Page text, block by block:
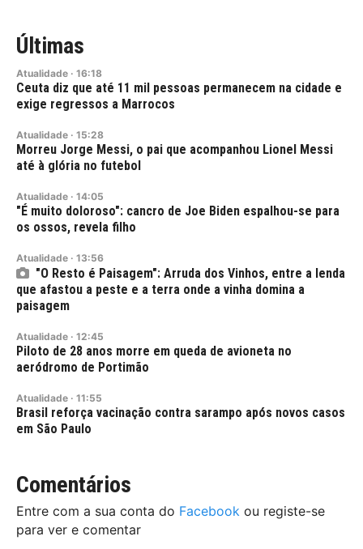
Últimas
Atualidade · 16:18
Ceuta diz que até 11 mil pessoas permanecem na cidade e
exige regressos a Marrocos
Atualidade · 15:28
Morreu Jorge Messi, o pai que acompanhou Lionel Messi
até à glória no futebol
Atualidade · 14:05
"É muito doloroso": cancro de Joe Biden espalhou-se para
os ossos, revela filho
Atualidade · 13:56
"O Resto é Paisagem": Arruda dos Vinhos, entre a lenda
que afastou a peste e a terra onde a vinha domina a
paisagem
Atualidade · 12:45
Piloto de 28 anos morre em queda de avioneta no
aeródromo de Portimão
Atualidade · 11:55
Brasil reforça vacinação contra sarampo após novos casos
em São Paulo
Comentários
Entre com a sua conta do Facebook ou registe-se
para ver e comentar